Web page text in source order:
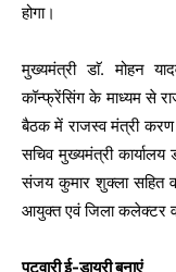
होगा।
मुख्यमंत्री डाॅ. मोहन
कॉन्फ्रेंसिंग के माध्यम से
बैठक में राजस्व मंत्री करण
सचिव मुख्यमंत्री कार्यालय
संजय कुमार शुक्ला सहित
आयुक्त एवं जिला कलेक्टर
पटवारी ई-डायरी बनाएं